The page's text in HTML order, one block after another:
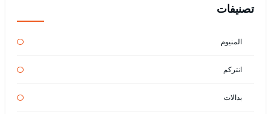
تصنيفات
المنيوم
انتركم
بدالات